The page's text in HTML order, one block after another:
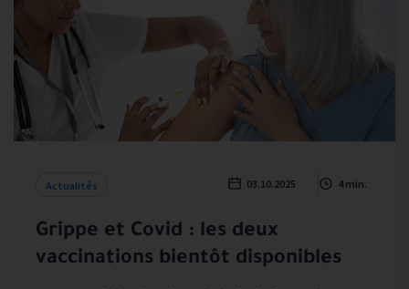
Actualités 03.10.2025 4 min.
Grippe et Covid : les deux
vaccinations bientôt disponibles